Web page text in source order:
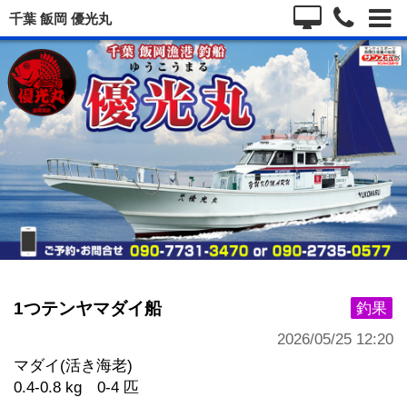
千葉 飯岡 優光丸
釣果
1つテンヤマダイ船
2026/05/25 12:20
マダイ(活き海老)
0.4-0.8 kg 0-4 匹